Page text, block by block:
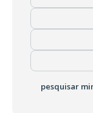
pesquisar